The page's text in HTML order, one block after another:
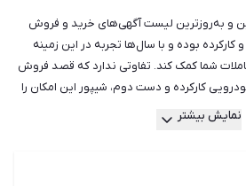
و به‌روزترین لیست آگهی‌های خرید و فروش
بوده و با سال‌ها تجربه در این زمینه
شما کمک کند. تفاوتی ندارد که قصد فروش
کارکرده و دست دوم، شیپور این امکان را
است تا با ثبت آگهی و درج امکانات ماشین خود،
به خرید ماشین‌های کارکرده دارند. اما همواره
نمایش بیشتر